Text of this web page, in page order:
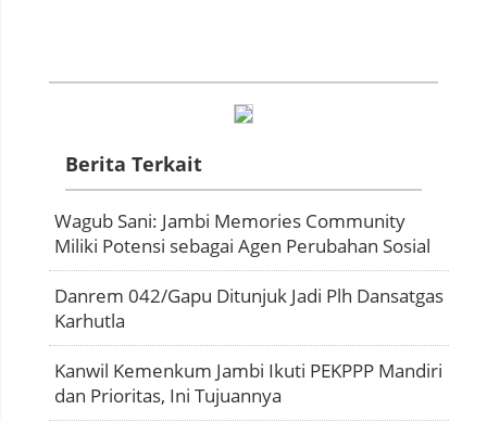
Berita Terkait
Wagub Sani: Jambi Memories Community
Miliki Potensi sebagai Agen Perubahan Sosial
Danrem 042/Gapu Ditunjuk Jadi Plh Dansatgas
Karhutla
Kanwil Kemenkum Jambi Ikuti PEKPPP Mandiri
dan Prioritas, Ini Tujuannya